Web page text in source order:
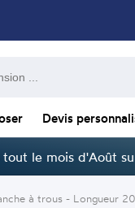
Devis
tout le mois d'Août
à trous - Longueur